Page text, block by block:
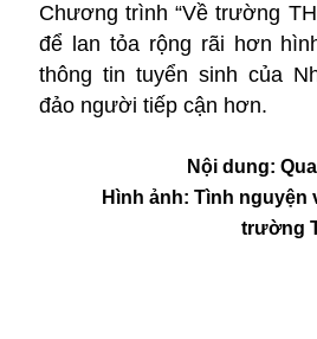
Chương trình “Về trường
để lan tỏa rộng rãi hơn
thông tin tuyển sinh của
đảo người tiếp cận hơn.
Nội dung:
Hình ảnh: Tình
trường